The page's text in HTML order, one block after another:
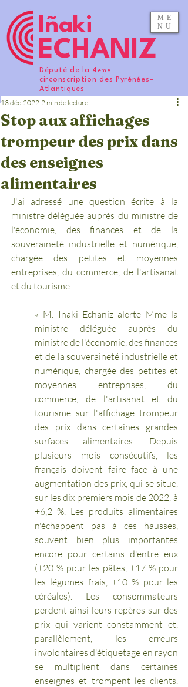
ME
NU
ECHANIZ
Iñaki
Député de la 4 eme
circonscription des Pyrénées-
Atlantiques
Stop aux affichages
trompeur des prix dans
des enseignes
alimentaires
13 déc. 2022 2 min de lecture
J'ai adressé une question écrite à la
ministre déléguée auprès du ministre de
l'économie, des finances et de la
souveraineté industrielle et numérique,
chargée des petites et moyennes
entreprises, du commerce, de l'artisanat
et du tourisme.
« M. Inaki Echaniz alerte Mme la
ministre déléguée auprès du
ministre de l'économie, des finances
et de la souveraineté industrielle et
numérique, chargée des petites et
moyennes entreprises, du
commerce, de l'artisanat et du
tourisme sur l'affichage trompeur
des prix dans certaines grandes
surfaces alimentaires. Depuis
plusieurs mois consécutifs, les
français doivent faire face à une
augmentation des prix, qui se situe,
sur les dix premiers mois de 2022, à
+6,2 %. Les produits alimentaires
n'échappent pas à ces hausses,
souvent bien plus importantes
encore pour certains d'entre eux
(+20 % pour les pâtes, +17 % pour
les légumes frais, +10 % pour les
céréales). Les consommateurs
perdent ainsi leurs repères sur des
prix qui varient constamment et,
parallèlement, les erreurs
involontaires d'étiquetage en rayon
se multiplient dans certaines
enseignes et trompent les clients.